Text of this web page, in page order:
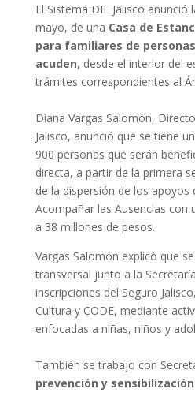
El Sistema DIF Jalisco anunció
mayo, de una Casa de
para familiares de
acuden, desde el interior del
trámites correspondientes al
Diana Vargas Salomón,
Jalisco, anunció que se tiene
900 personas que serán
directa, a partir de la primera
de la dispersión de los apoyos
Acompañar las Ausencias con
a 38 millones de pesos.
Vargas Salomón explicó que
transversal junto a la
inscripciones del Seguro
Cultura y CODE, mediante
enfocadas a niñas, niños y
También se trabajo con
prevención y